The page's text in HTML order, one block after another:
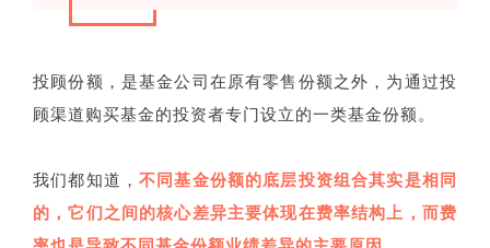
投顾份额，是基金公司在原有零售份额之外，为通过投
顾渠道购买基金的投资者专门设立的一类基金份额。
我们都知道，不同基金份额的底层投资组合其实是相同
的，它们之间的核心差异主要体现在费率结构上，而费